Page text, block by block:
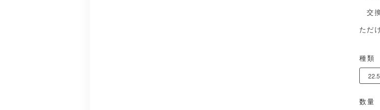
交
ただ
種類
数量